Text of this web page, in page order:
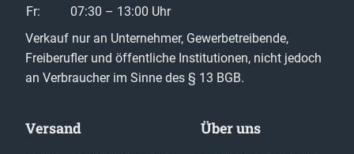
Fr:
07:30 – 13:00 Uhr
Verkauf nur an Unternehmer, Gewerbetreibende,
Freiberufler und öffentliche Institutionen, nicht jedoch
an Verbraucher im Sinne des § 13 BGB.
Versand Über uns